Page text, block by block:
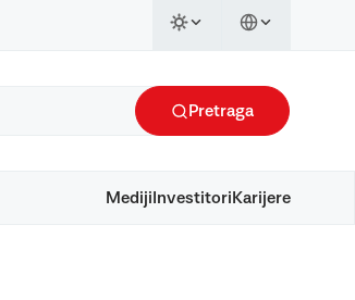
Pretraga
Mediji Investitori Karijere